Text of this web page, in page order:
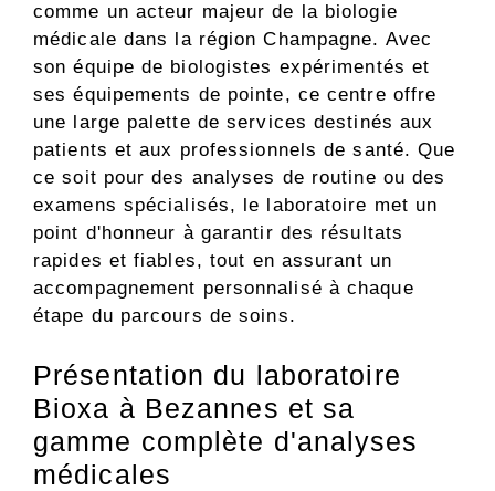
comme un acteur majeur de la biologie
médicale dans la région Champagne. Avec
son équipe de biologistes expérimentés et
ses équipements de pointe, ce centre offre
une large palette de services destinés aux
patients et aux professionnels de santé. Que
ce soit pour des analyses de routine ou des
examens spécialisés, le laboratoire met un
point d'honneur à garantir des résultats
rapides et fiables, tout en assurant un
accompagnement personnalisé à chaque
étape du parcours de soins.
Présentation du laboratoire
Bioxa à Bezannes et sa
gamme complète d'analyses
médicales